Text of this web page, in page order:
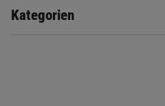
Kategorien